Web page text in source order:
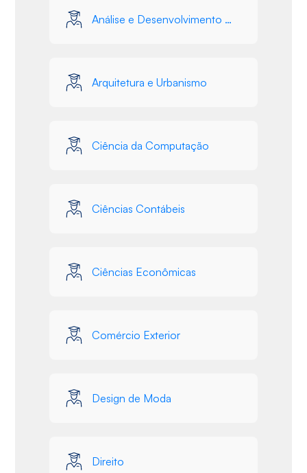
Análise e Desenvolvimento de Sistemas
Arquitetura e Urbanismo
Ciência da Computação
Ciências Contábeis
Ciências Econômicas
Comércio Exterior
Design de Moda
Direito